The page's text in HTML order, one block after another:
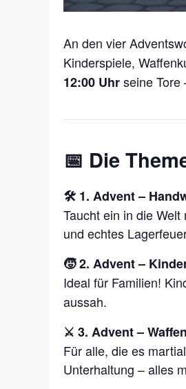
An den vier
Kinderspiele,
12:00 Uhrseine Tore
📅 Die
🛠️ 1. Advent –
Taucht ein in die
und echtes
🧒 2. Advent –
Ideal für Familien!
aussah.
⚔️ 3. Advent –
Für alle, die es
Unterhaltung – alles